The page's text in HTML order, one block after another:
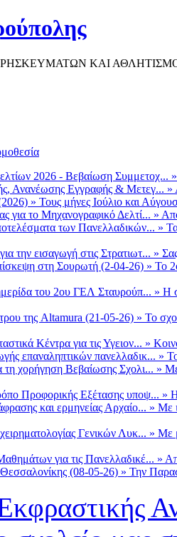
ΚΑΙ
2026 - Βεβαίωση Συμμετοχ...
Ανανέωσης Εγγραφής & Μετεγ... »
» Τους μήνες Ιούλιο και
για το Μηχανογραφικό Δελτί... »
των Πανελλαδικών... »
την εισαγωγή στις Στρατιωτ... »
στη Σουρωτή (2-04-26) » Το
του 2ου ΓΕΛ Σταυρούπ... » Η
της Altamura (21-05-26) » Το
Κέντρα για τις Υγειον... »
επαναληπτικών πανελλαδικ... »
τη χορήγηση Βεβαίωσης Σχολι... »
Προφορικής Εξέτασης υποψ... »
και ερμηνείας Αρχαίο... » Με
Γενικών Λυκ... » Με
για τις Πανελλαδικέ... »
(08-05-26) » Την